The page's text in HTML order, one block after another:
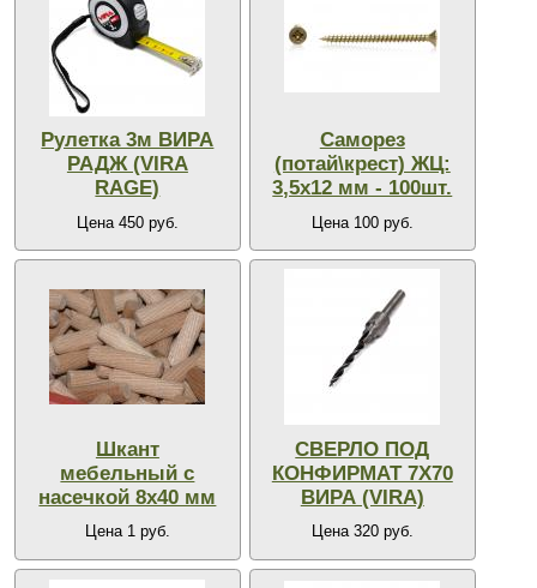
Рулетка 3м ВИРА
РАДЖ (VIRA
RAGE)
Цена 450 руб.
Саморез
(потай\крест) ЖЦ:
3,5х12 мм - 100шт.
Цена 100 руб.
Шкант
мебельный с
насечкой 8х40 мм
Цена 1 руб.
СВЕРЛО ПОД
КОНФИРМАТ 7Х70
ВИРА (VIRA)
Цена 320 руб.